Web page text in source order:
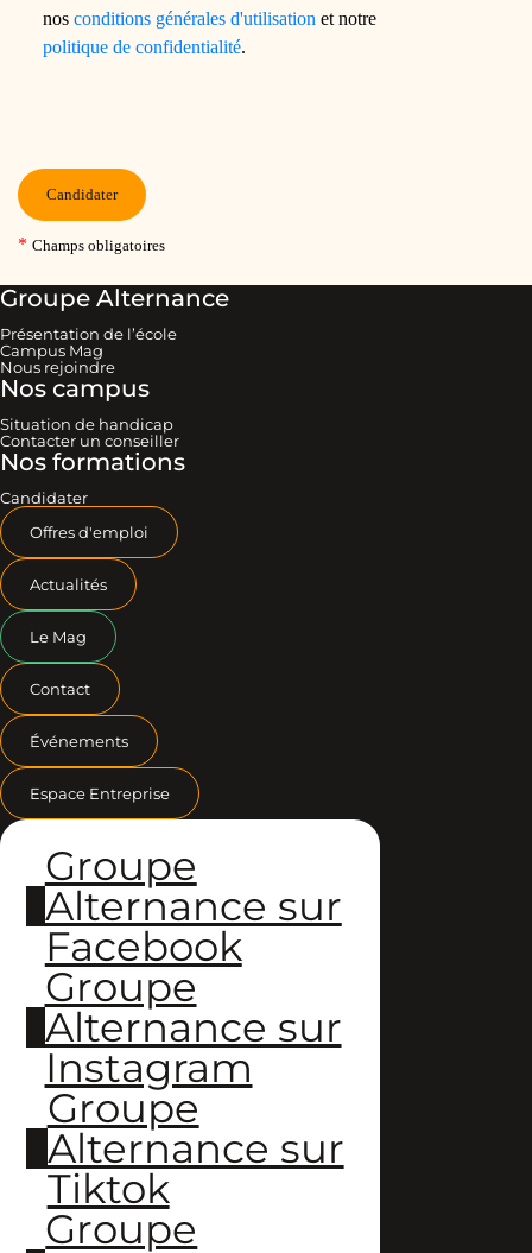
Groupe Alternance
Présentation de l’école
Campus Mag
Nous rejoindre
Nos campus
Situation de handicap
Contacter un conseiller
Nos formations
Candidater
Offres d'emploi
Actualités
Le Mag
Contact
Événements
Espace Entreprise
Groupe
Alternance sur
Facebook
Groupe
Alternance sur
Instagram
Groupe
Alternance sur
Tiktok
Groupe